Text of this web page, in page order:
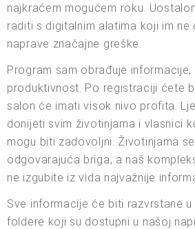
najkraćem mogućem roku.
raditi s digitalnim alatima koji im ne
naprave značajne greške.
Program sam obrađuje
produktivnost. Po registraciji ćete
salon će imati visok nivo profita.
donijeti svim životinjama i vlasnici
mogu biti zadovoljni. Životinjama
odgovarajuća briga, a naš
ne izgubite iz vida najvažnije
Sve informacije će biti razvrstane
foldere koji su dostupni u našoj